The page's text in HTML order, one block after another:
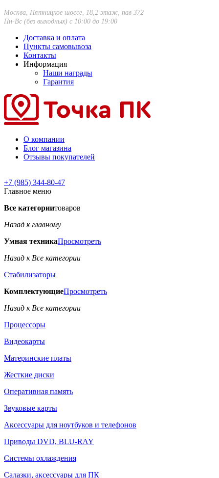
Москва, Пятницкое шоссе, 18,2 этаж, пав 372
Пн-Вс (без выходных) с 10:00 до 19:00
Доставка и оплата
Пункты самовывоза
Контакты
Информация
Наши награды
Гарантия
О компании
Блог магазина
Отзывы покупателей
+7 (985) 344-80-47
Главное меню
Все категориитоваров
Назад к главному
Умная техникаПросмотреть
Назад к Все категории
Стабилизаторы
КомплектующиеПросмотреть
Назад к Все категории
Процессоры
Видеокарты
Материнские платы
Жесткие диски
Оперативная память
Звуковые карты
Аксессуары для ноутбуков и телефонов
Приводы DVD, BLU-RAY
Системы охлаждения
Салазки, аксессуары для ПК